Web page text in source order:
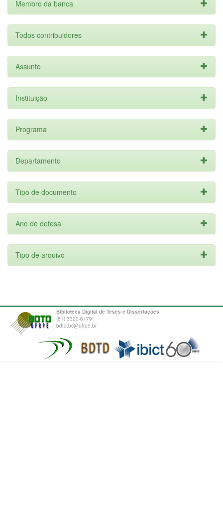
Membro da banca
Todos contribuidores
Assunto
Instituição
Programa
Departamento
Tipo de documento
Ano de defesa
Tipo de arquivo
Biblioteca Digital de Teses e Dissertações
(81) 3320-6179
bdtd.bc@ufrpe.br